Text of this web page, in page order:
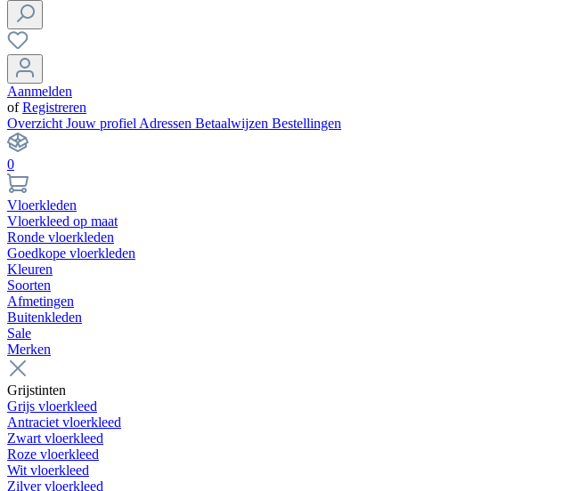
Aanmelden
ofRegistreren
Overzicht Jouw profiel Adressen Betaalwijzen Bestellingen
0
Vloerkleden
Vloerkleed op maat
Ronde vloerkleden
Goedkope vloerkleden
Kleuren
Soorten
Afmetingen
Buitenkleden
Sale
Merken
Grijstinten
Grijs vloerkleed
Antraciet vloerkleed
Zwart vloerkleed
Roze vloerkleed
Wit vloerkleed
Zilver vloerkleed